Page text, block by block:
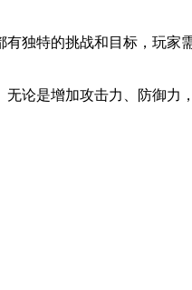
独特的挑战和目标，玩家
论是增加攻击力、防御力